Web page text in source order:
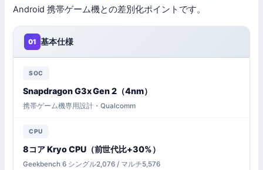
Android 携帯ゲーム機との差別化ポイントです。
01 基本仕様
SOC
Snapdragon G3x Gen 2（4nm）
携帯ゲーム機専用設計・Qualcomm
CPU
8コア Kryo CPU（前世代比+30%）
Geekbench 6 シングル2,076 / マルチ5,576